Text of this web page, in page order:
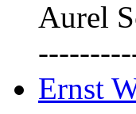
Aurel
Ernst